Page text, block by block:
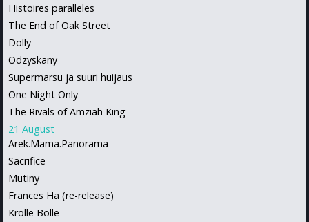
Histoires paralleles
The End of Oak Street
Dolly
Odzyskany
Supermarsu ja suuri huijaus
One Night Only
The Rivals of Amziah King
21 August
Arek.Mama.Panorama
Sacrifice
Mutiny
Frances Ha (re-release)
Krolle Bolle